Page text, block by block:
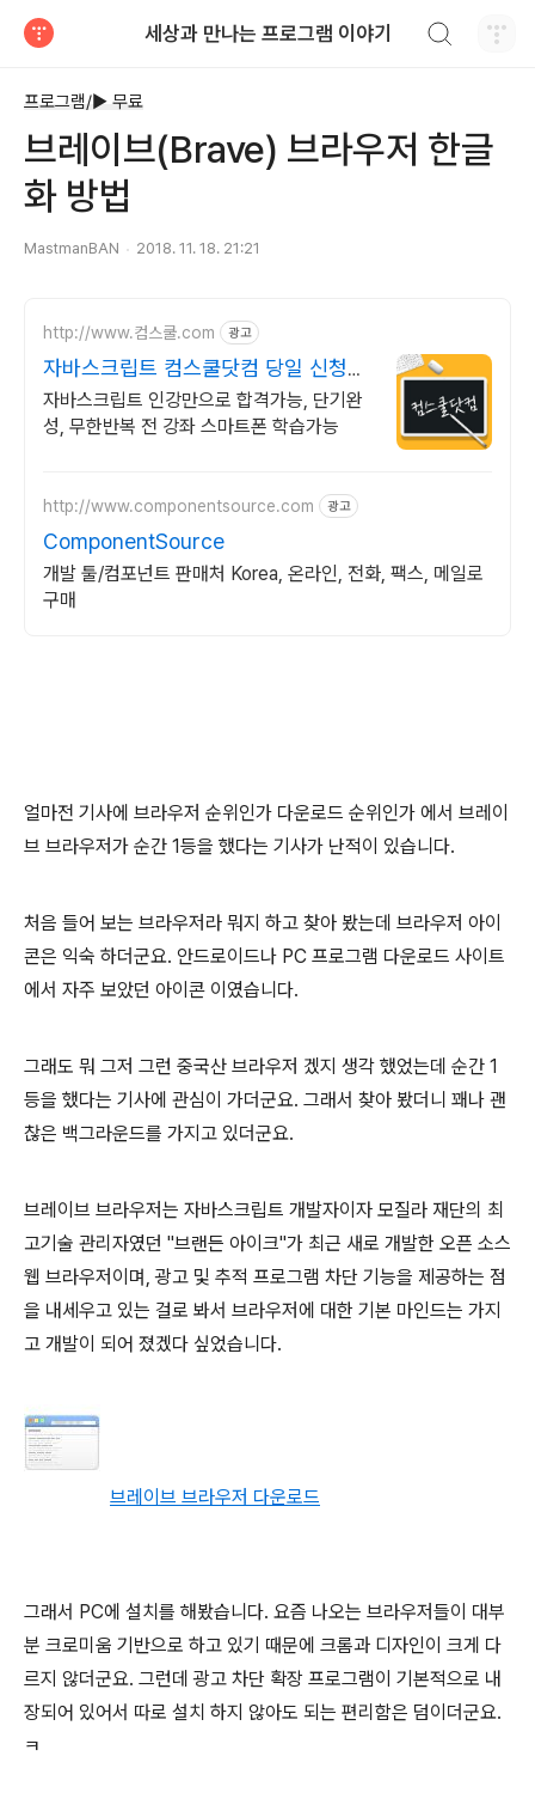
세상과 만나는 프로그램 이야기
프로그램/► 무료
브레이브(Brave) 브라우저 한글
화 방법
MastmanBAN 2018. 11. 18. 21:21
http://www.컴스쿨.com 광고
자바스크립트 컴스쿨닷컴 당일 신청&
결제시 기프티콘!
자바스크립트 인강만으로 합격가능, 단기완
성, 무한반복 전 강좌 스마트폰 학습가능
http://www.componentsource.com 광고
ComponentSource
개발 툴/컴포넌트 판매처 Korea, 온라인, 전화, 팩스, 메일로
구매
얼마전 기사에 브라우저 순위인가 다운로드 순위인가 에서 브레이
브 브라우저가 순간 1등을 했다는 기사가 난적이 있습니다.
처음 들어 보는 브라우저라 뭐지 하고 찾아 봤는데 브라우저 아이
콘은 익숙 하더군요. 안드로이드나 PC 프로그램 다운로드 사이트
에서 자주 보았던 아이콘 이였습니다.
그래도 뭐 그저 그런 중국산 브라우저 겠지 생각 했었는데 순간 1
등을 했다는 기사에 관심이 가더군요. 그래서 찾아 봤더니 꽤나 괜
찮은 백그라운드를 가지고 있더군요.
브레이브 브라우저는 자바스크립트 개발자이자 모질라 재단의 최
고기술 관리자였던 "브랜든 아이크"가 최근 새로 개발한 오픈 소스
웹 브라우저이며, 광고 및 추적 프로그램 차단 기능을 제공하는 점
을 내세우고 있는 걸로 봐서 브라우저에 대한 기본 마인드는 가지
고 개발이 되어 졌겠다 싶었습니다.
브레이브 브라우저 다운로드
그래서 PC에 설치를 해봤습니다. 요즘 나오는 브라우저들이 대부
분 크로미움 기반으로 하고 있기 때문에 크롬과 디자인이 크게 다
르지 않더군요. 그런데 광고 차단 확장 프로그램이 기본적으로 내
장되어 있어서 따로 설치 하지 않아도 되는 편리함은 덤이더군요.
ㅋ